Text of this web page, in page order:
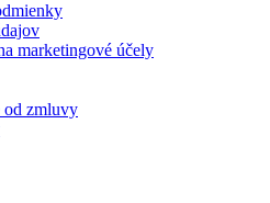
marketingové účely
od zmluvy